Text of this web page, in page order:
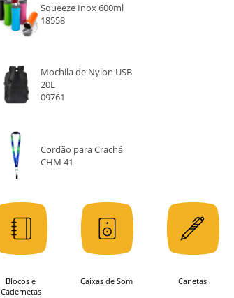
Squeeze Inox 600ml
18558
Mochila de Nylon USB
20L
09761
Cordão para Crachá
CHM 41
Blocos e
Cadernetas
Caixas de Som Canetas